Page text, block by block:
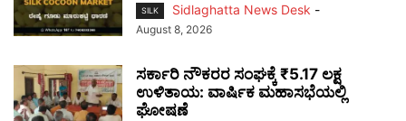
SILK Sidlaghatta News Desk -
August 8, 2026
ಸರ್ಕಾರಿ ನೌಕರರ ಸಂಘಕ್ಕೆ ₹5.17 ಲಕ್ಷ
ಉಳಿತಾಯ: ವಾರ್ಷಿಕ ಮಹಾಸಭೆಯಲ್ಲಿ
ಘೋಷಣೆ